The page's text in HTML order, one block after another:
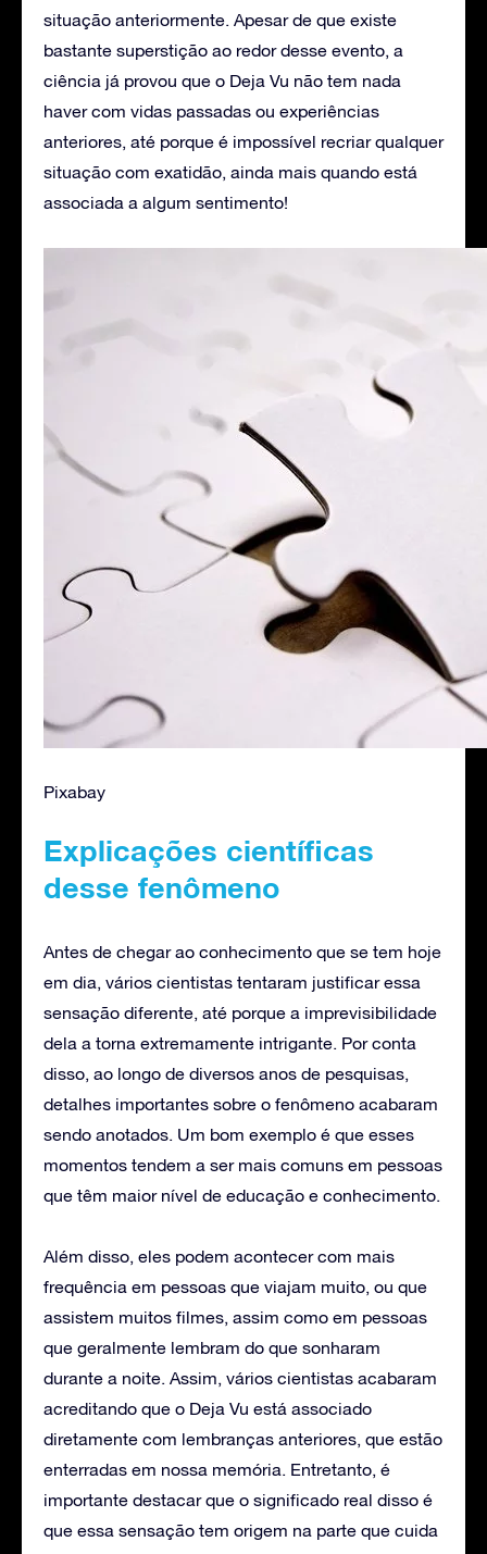
situação anteriormente. Apesar de que existe
bastante superstição ao redor desse evento, a
ciência já provou que o Deja Vu não tem nada
haver com vidas passadas ou experiências
anteriores, até porque é impossível recriar qualquer
situação com exatidão, ainda mais quando está
associada a algum sentimento!
Pixabay
Explicações científicas
desse fenômeno
Antes de chegar ao conhecimento que se tem hoje
em dia, vários cientistas tentaram justificar essa
sensação diferente, até porque a imprevisibilidade
dela a torna extremamente intrigante. Por conta
disso, ao longo de diversos anos de pesquisas,
detalhes importantes sobre o fenômeno acabaram
sendo anotados. Um bom exemplo é que esses
momentos tendem a ser mais comuns em pessoas
que têm maior nível de educação e conhecimento.
Além disso, eles podem acontecer com mais
frequência em pessoas que viajam muito, ou que
assistem muitos filmes, assim como em pessoas
que geralmente lembram do que sonharam
durante a noite. Assim, vários cientistas acabaram
acreditando que o Deja Vu está associado
diretamente com lembranças anteriores, que estão
enterradas em nossa memória. Entretanto, é
importante destacar que o significado real disso é
que essa sensação tem origem na parte que cuida